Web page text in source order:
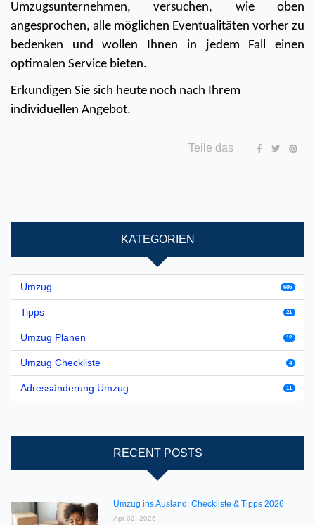
Umzugsunternehmen, versuchen, wie oben
angesprochen, alle möglichen Eventualitäten vorher zu
bedenken und wollen Ihnen in jedem Fall einen
optimalen Service bieten.
Erkundigen Sie sich heute noch nach Ihrem
individuellen Angebot.
Teile das
KATEGORIEN
Umzug 686
Tipps 21
Umzug Planen 12
Umzug Checkliste 4
Adressänderung Umzug 11
RECENT POSTS
Umzug ins Ausland: Checkliste & Tipps 2026
Apr 02, 2026